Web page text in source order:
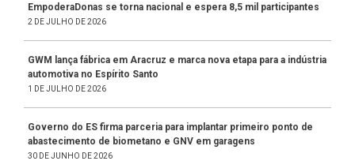
EmpoderaDonas se torna nacional e espera 8,5 mil participantes
2 DE JULHO DE 2026
GWM lança fábrica em Aracruz e marca nova etapa para a indústria
automotiva no Espírito Santo
1 DE JULHO DE 2026
Governo do ES firma parceria para implantar primeiro ponto de
abastecimento de biometano e GNV em garagens
30 DE JUNHO DE 2026